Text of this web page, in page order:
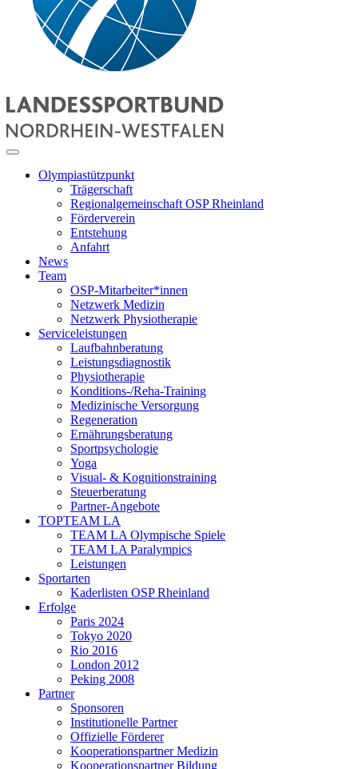
Olympiastützpunkt
Trägerschaft
Regionalgemeinschaft OSP Rheinland
Förderverein
Entstehung
Anfahrt
News
Team
OSP-Mitarbeiter*innen
Netzwerk Medizin
Netzwerk Physiotherapie
Serviceleistungen
Laufbahnberatung
Leistungsdiagnostik
Physiotherapie
Konditions-/Reha-Training
Medizinische Versorgung
Regeneration
Ernährungsberatung
Sportpsychologie
Yoga
Visual- & Kognitionstraining
Steuerberatung
Partner-Angebote
TOPTEAM LA
TEAM LA Olympische Spiele
TEAM LA Paralympics
Leistungen
Sportarten
Kaderlisten OSP Rheinland
Erfolge
Paris 2024
Tokyo 2020
Rio 2016
London 2012
Peking 2008
Partner
Sponsoren
Institutionelle Partner
Offizielle Förderer
Kooperationspartner Medizin
Kooperationspartner Bildung